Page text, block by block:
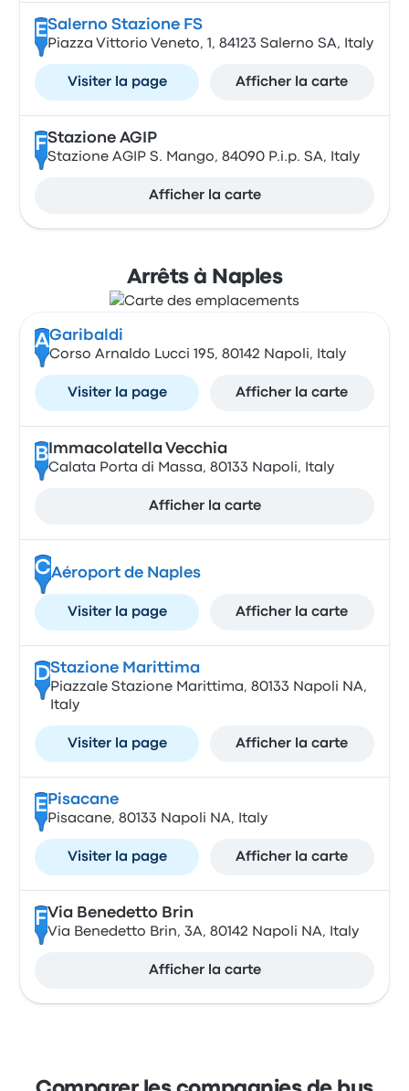
ESalerno Stazione FS
Piazza Vittorio Veneto, 1, 84123 Salerno SA, Italy
Visiter la page Afficher la carte
FStazione AGIP
Stazione AGIP S. Mango, 84090 P.i.p. SA, Italy
Afficher la carte
Arrêts à Naples
AGaribaldi
Corso Arnaldo Lucci 195, 80142 Napoli, Italy
Visiter la page Afficher la carte
B Immacolatella Vecchia
Calata Porta di Massa, 80133 Napoli, Italy
Afficher la carte
CAéroport de Naples
Visiter la page Afficher la carte
DStazione Marittima
Piazzale Stazione Marittima, 80133 Napoli NA,
Italy
Visiter la page Afficher la carte
E Pisacane
Pisacane, 80133 Napoli NA, Italy
Visiter la page Afficher la carte
F Via Benedetto Brin
Via Benedetto Brin, 3A, 80142 Napoli NA, Italy
Afficher la carte